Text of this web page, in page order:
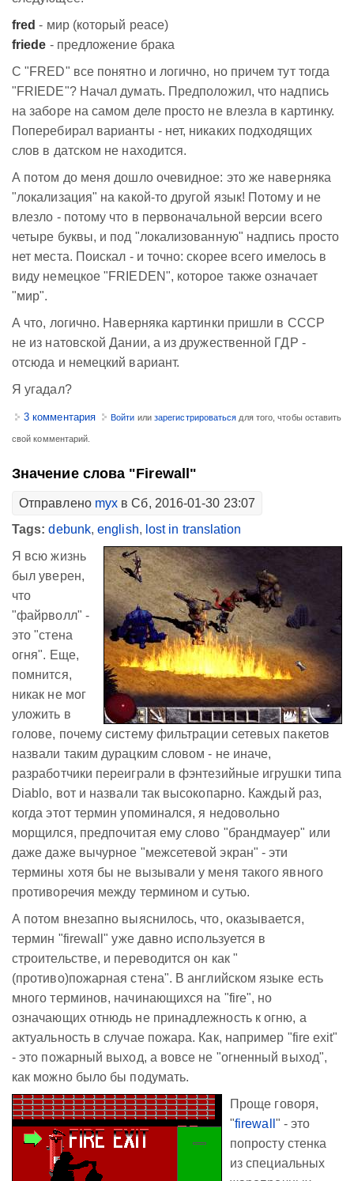
fred - мир (который peace)
friede - предложение брака
С "FRED" все понятно и логично, но причем тут тогда
"FRIEDE"? Начал думать. Предположил, что надпись
на заборе на самом деле просто не влезла в картинку.
Поперебирал варианты - нет, никаких подходящих
слов в датском не находится.
А потом до меня дошло очевидное: это же наверняка
"локализация" на какой-то другой язык! Потому и не
влезло - потому что в первоначальной версии всего
четыре буквы, и под "локализованную" надпись просто
нет места. Поискал - и точно: скорее всего имелось в
виду немецкое "FRIEDEN", которое также означает
"мир".
А что, логично. Наверняка картинки пришли в СССР
не из натовской Дании, а из дружественной ГДР -
отсюда и немецкий вариант.
Я угадал?
3 комментария Войти или зарегистрироваться для того, чтобы оставить
свой комментарий.
Значение слова "Firewall"
Отправлено myx в Сб, 2016-01-30 23:07
Tags:debunk,english, lost in translation
Я всю жизнь
был уверен,
что
"файрволл" -
это "стена
огня". Еще,
помнится,
никак не мог
уложить в
голове, почему систему фильтрации сетевых пакетов
назвали таким дурацким словом - не иначе,
разработчики переиграли в фэнтезийные игрушки типа
Diablo, вот и назвали так высокопарно. Каждый раз,
когда этот термин упоминался, я недовольно
морщился, предпочитая ему слово "брандмауер" или
даже даже вычурное "межсетевой экран" - эти
термины хотя бы не вызывали у меня такого явного
противоречия между термином и сутью.
А потом внезапно выяснилось, что, оказывается,
термин "firewall" уже давно используется в
строительстве, и переводится он как "
(противо)пожарная стена". В английском языке есть
много терминов, начинающихся на "fire", но
означающих отнюдь не принадлежность к огню, а
актуальность в случае пожара. Как, например "fire exit"
- это пожарный выход, а вовсе не "огненный выход",
как можно было бы подумать.
Проще говоря,
"firewall " - это
попросту стенка
из специальных